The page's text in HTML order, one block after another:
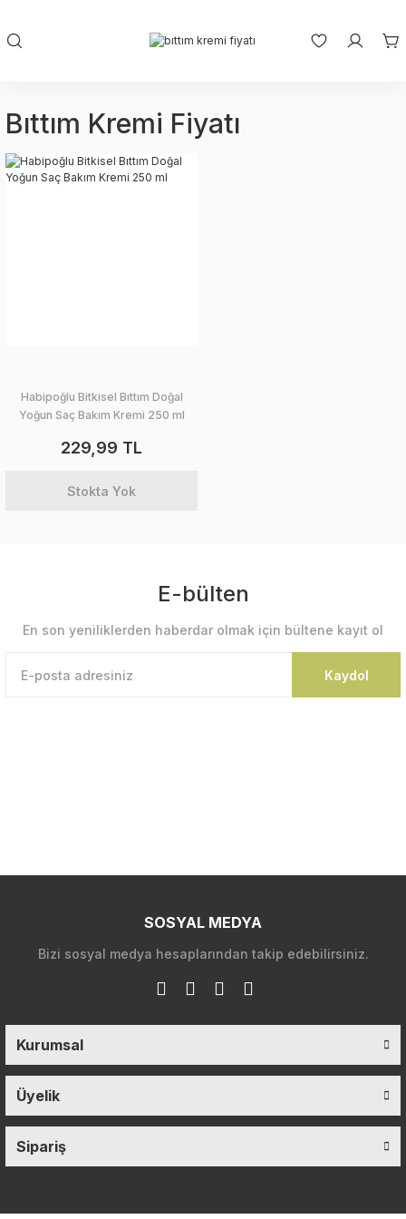
Bıttım Kremi Fiyatı
Habipoğlu Bitkisel Bıttım Doğal
Yoğun Saç Bakım Kremi 250 ml
229,99 TL
Stokta Yok
E-bülten
En son yeniliklerden haberdar olmak için bültene kayıt ol
Kaydol
SOSYAL MEDYA
Bizi sosyal medya hesaplarından takip edebilirsiniz.
Kurumsal
Üyelik
Sipariş